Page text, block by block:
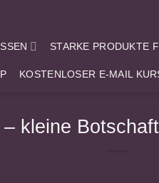
STARKE PRODUKTE
KOSTENLOSER E-MAIL
kleine